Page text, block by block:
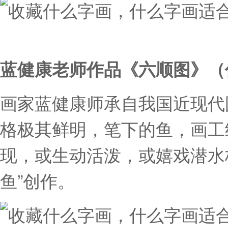
蓝健康老师作品《六顺图》
画家蓝健康师承自我国近现
格极其鲜明，笔下的鱼，画
现，或生动活泼，或嬉戏潜
鱼”创作。